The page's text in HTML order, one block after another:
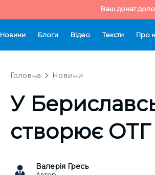
Ваш донат
Новини Блоги Відео Тексти Про
Головна Новини
У
створює
Валерія Гресь